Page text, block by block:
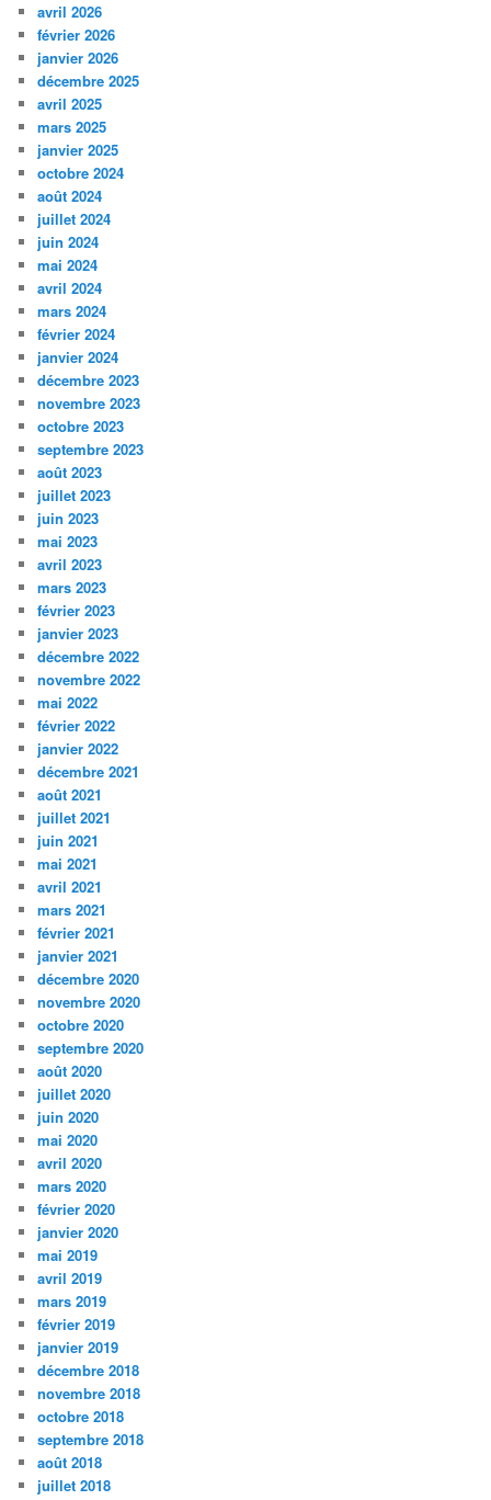
avril 2026
février 2026
janvier 2026
décembre 2025
avril 2025
mars 2025
janvier 2025
octobre 2024
août 2024
juillet 2024
juin 2024
mai 2024
avril 2024
mars 2024
février 2024
janvier 2024
décembre 2023
novembre 2023
octobre 2023
septembre 2023
août 2023
juillet 2023
juin 2023
mai 2023
avril 2023
mars 2023
février 2023
janvier 2023
décembre 2022
novembre 2022
mai 2022
février 2022
janvier 2022
décembre 2021
août 2021
juillet 2021
juin 2021
mai 2021
avril 2021
mars 2021
février 2021
janvier 2021
décembre 2020
novembre 2020
octobre 2020
septembre 2020
août 2020
juillet 2020
juin 2020
mai 2020
avril 2020
mars 2020
février 2020
janvier 2020
mai 2019
avril 2019
mars 2019
février 2019
janvier 2019
décembre 2018
novembre 2018
octobre 2018
septembre 2018
août 2018
juillet 2018